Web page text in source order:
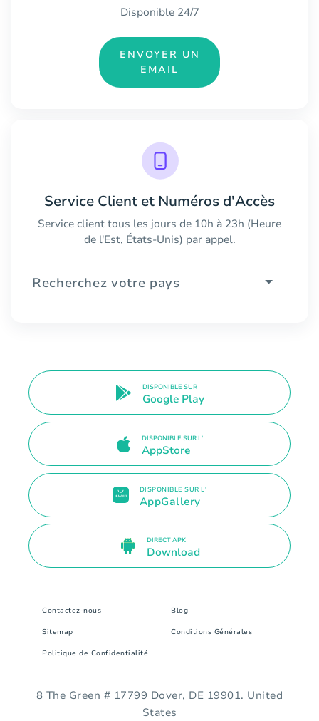
Disponible 24/7
ENVOYER UN
EMAIL
Service Client et Numéros d'Accès
Service client tous les jours de 10h à 23h (Heure
de l'Est, États-Unis) par appel.
Recherchez votre pays
DISPONIBLE SUR
Google Play
DISPONIBLE SUR L'
AppStore
DISPONIBLE SUR L'
AppGallery
DIRECT APK
Download
Contactez-nous Blog
Sitemap Conditions Générales
Politique de Confidentialité
8 The Green # 17799 Dover, DE 19901. United
States